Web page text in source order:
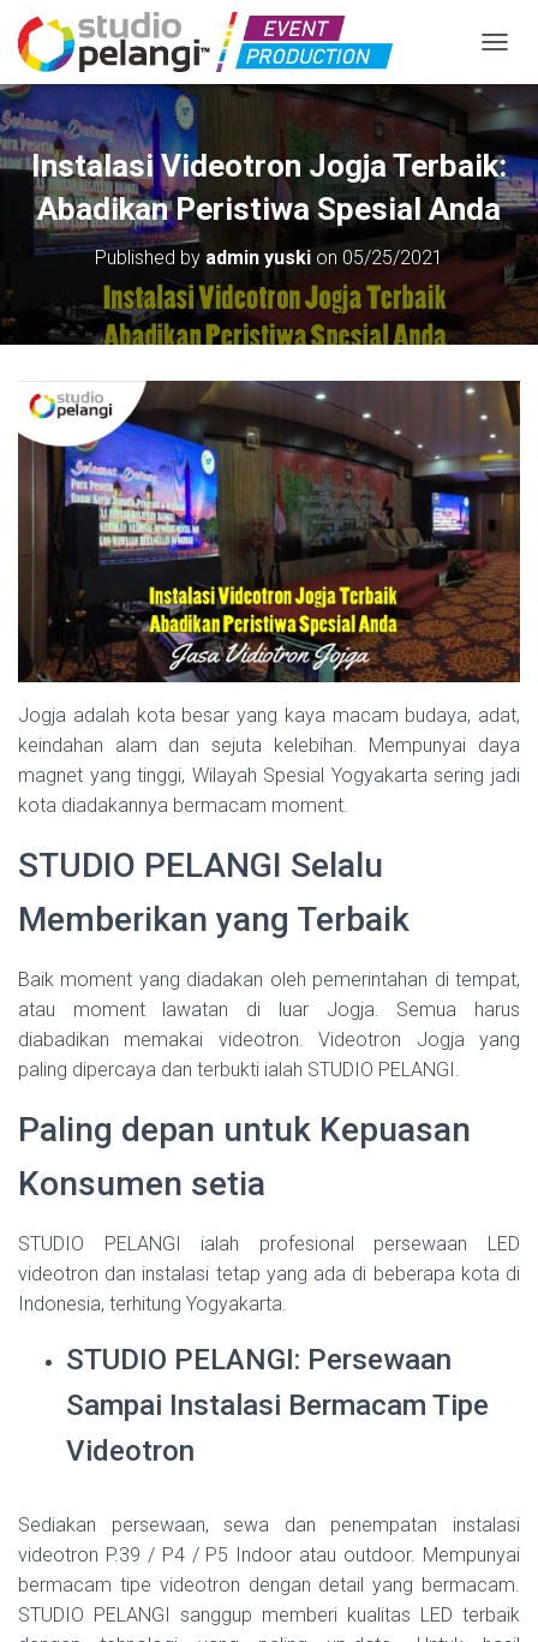
Instalasi Videotron Jogja Terbaik:
Abadikan Peristiwa Spesial Anda
Published by admin yuski on 05/25/2021
Jogja adalah kota besar yang kaya macam budaya, adat,
keindahan alam dan sejuta kelebihan. Mempunyai daya
magnet yang tinggi, Wilayah Spesial Yogyakarta sering jadi
kota diadakannya bermacam moment.
STUDIO PELANGI Selalu
Memberikan yang Terbaik
Baik moment yang diadakan oleh pemerintahan di tempat,
atau moment lawatan di luar Jogja. Semua harus
diabadikan memakai videotron. Videotron Jogja yang
paling dipercaya dan terbukti ialah STUDIO PELANGI.
Paling depan untuk Kepuasan
Konsumen setia
STUDIO PELANGI ialah profesional persewaan LED
videotron dan instalasi tetap yang ada di beberapa kota di
Indonesia, terhitung Yogyakarta.
STUDIO PELANGI: Persewaan
Sampai Instalasi Bermacam Tipe
Videotron
Sediakan persewaan, sewa dan penempatan instalasi
videotron P.39 / P4 / P5 Indoor atau outdoor. Mempunyai
bermacam tipe videotron dengan detail yang bermacam.
STUDIO PELANGI sanggup memberi kualitas LED terbaik